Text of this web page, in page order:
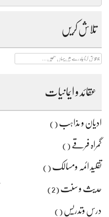
تلاش کریں
تلاش
عقائد و ایمانیات
ادیان و مذاہب ()
گمراہ فرقے ()
تقلید ائمہ ومسالک ()
حدیث و سنت (2)
درس وتدریس ()